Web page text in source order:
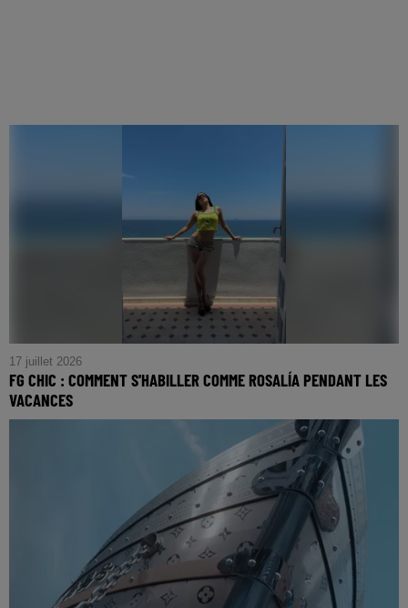
17 juillet 2026
FG CHIC : COMMENT S'HABILLER COMME ROSALÍA PENDANT LES
VACANCES
FG CHIC : Comment s'habiller comme Rosalía pendant les